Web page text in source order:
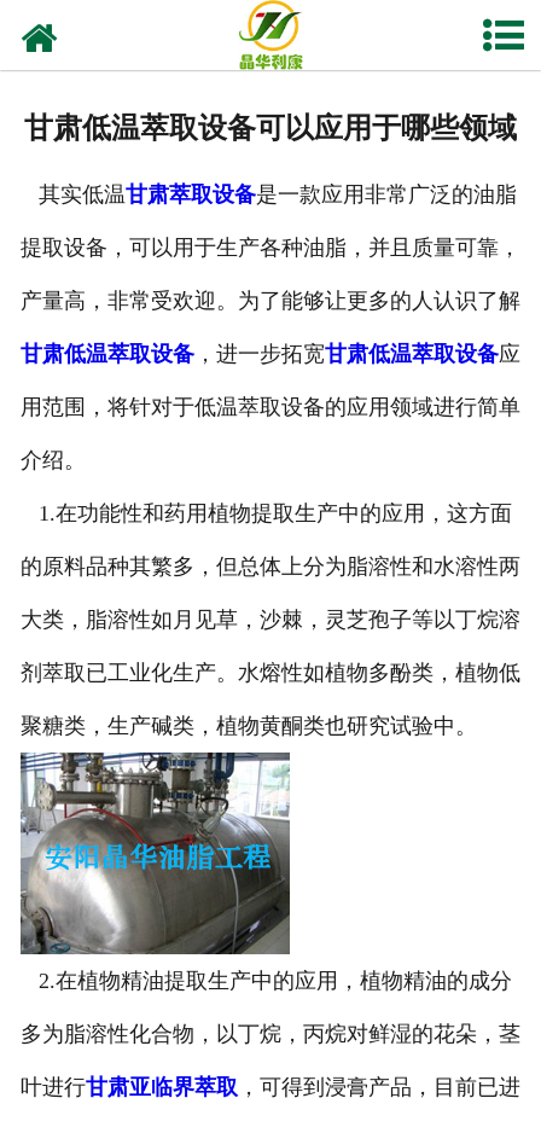
技术资料
新闻中心
联系我们
甘肃低温萃取设备可以应用于哪些领域
其实低温甘肃萃取设备是一款应用非常广泛的油脂
提取设备，可以用于生产各种油脂，并且质量可靠，
产量高，非常受欢迎。为了能够让更多的人认识了解
甘肃低温萃取设备，进一步拓宽甘肃低温萃取设备应
用范围，将针对于低温萃取设备的应用领域进行简单
介绍。
1.在功能性和药用植物提取生产中的应用，这方面
的原料品种其繁多，但总体上分为脂溶性和水溶性两
大类，脂溶性如月见草，沙棘，灵芝孢子等以丁烷溶
剂萃取已工业化生产。水熔性如植物多酚类，植物低
聚糖类，生产碱类，植物黄酮类也研究试验中。
2.在植物精油提取生产中的应用，植物精油的成分
多为脂溶性化合物，以丁烷，丙烷对鲜湿的花朵，茎
叶进行甘肃亚临界萃取 ，可得到浸膏产品，目前已进